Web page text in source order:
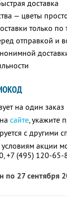
доставка
— цветы
только по
отправкой и
на один заказ
сайте, укажите
с другими
акции
+7 (495) 120-65-
по 27 сентября